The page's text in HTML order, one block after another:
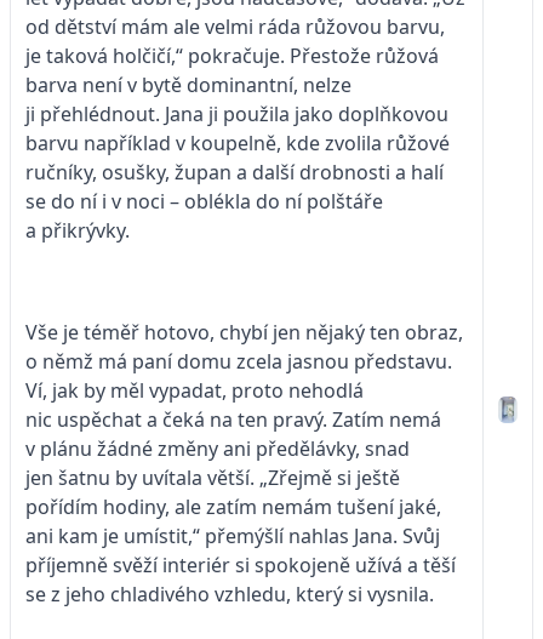
od dětství mám ale velmi ráda růžovou barvu,
je taková holčičí,“ pokračuje. Přestože růžová
barva není v bytě dominantní, nelze
ji přehlédnout. Jana ji použila jako doplňkovou
barvu například v koupelně, kde zvolila růžové
ručníky, osušky, župan a další drobnosti a halí
se do ní i v noci – oblékla do ní polštáře
a přikrývky.
Vše je téměř hotovo, chybí jen nějaký ten obraz,
o němž má paní domu zcela jasnou představu.
Ví, jak by měl vypadat, proto nehodlá
nic uspěchat a čeká na ten pravý. Zatím nemá
v plánu žádné změny ani předělávky, snad
jen šatnu by uvítala větší. „Zřejmě si ještě
pořídím hodiny, ale zatím nemám tušení jaké,
ani kam je umístit,“ přemýšlí nahlas Jana. Svůj
příjemně svěží interiér si spokojeně užívá a těší
se z jeho chladivého vzhledu, který si vysnila.